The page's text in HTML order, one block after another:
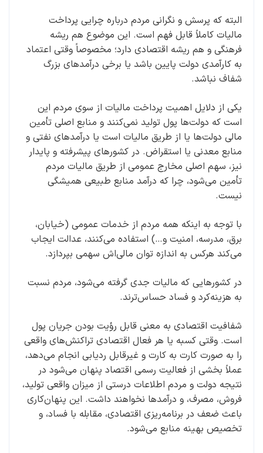
البته که پرسش و نگرانی مردم درباره چرایی پرداخت
مالیات کاملاً قابل فهم است. این موضوع هم ریشه
فرهنگی و هم ریشه اقتصادی دارد؛ مخصوصاً وقتی اعتماد
به کارآمدی دولت پایین باشد یا برخی درآمدهای بزرگ
شفاف نباشد.
یکی از دلایل اهمیت پرداخت مالیات از سوی مردم این
است که دولت‌ها پول تولید نمی‌کنند و منابع اصلی تأمین
مالی دولت‌ها یا از طریق مالیات است یا درآمدهای نفتی و
منابع معدنی یا استقراض. در کشورهای پیشرفته و پایدار
نیز، سهم اصلی مخارج عمومی از طریق مالیات مردم
تأمین می‌شود، چرا که درآمد منابع طبیعی همیشگی
نیست.
با توجه به اینکه همه مردم از خدمات عمومی (خیابان،
برق، مدرسه، امنیت و…) استفاده می‌کنند، عدالت ایجاب
می‌کند هرکس به اندازه توان مالی‌اش سهمی بپردازد.
در کشورهایی که مالیات جدی گرفته می‌شود، مردم نسبت
به هزینه‌کرد و فساد حساس‌ترند.
شفافیت اقتصادی به معنی قابل رؤیت بودن جریان پول
است. وقتی کسبه یا هر فعال اقتصادی تراکنش‌های واقعی
را به صورت کارت به کارت و غیرقابل ردیابی انجام می‌دهد،
عملاً بخشی از فعالیت رسمی اقتصاد پنهان می‌شود در
نتیجه دولت و مردم اطلاعات درستی از میزان واقعی تولید،
فروش، مصرف، و درآمدها نخواهند داشت. این پنهان‌کاری
باعث ضعف در برنامه‌ریزی اقتصادی، مقابله با فساد، و
تخصیص بهینه منابع می‌شود.